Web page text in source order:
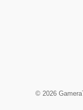
© 2026